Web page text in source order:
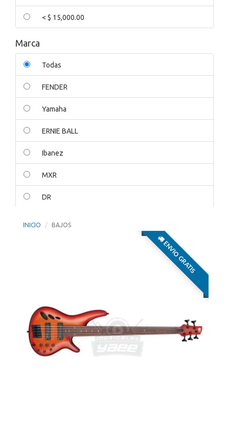
< $ 15,000.00
Marca
Todas
FENDER
Yamaha
ERNIE BALL
Ibanez
MXR
DR
HARTKE
GRETSCH
NUX
INICIO BAJOS
ENVIO GRATIS